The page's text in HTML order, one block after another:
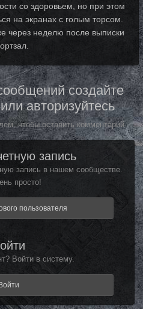
со здоровьем, но при этом
на экранах с голым торсом.
через неделю после выписки
создайте
авторизуйтесь
чтобы оставить комментарий
запись
запись в нашем сообществе.
просто!
пользователя
Войти в систему.
Войти